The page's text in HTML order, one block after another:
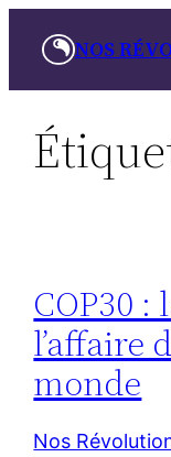
NOS
COP30 :
l’affaire
monde
Nos